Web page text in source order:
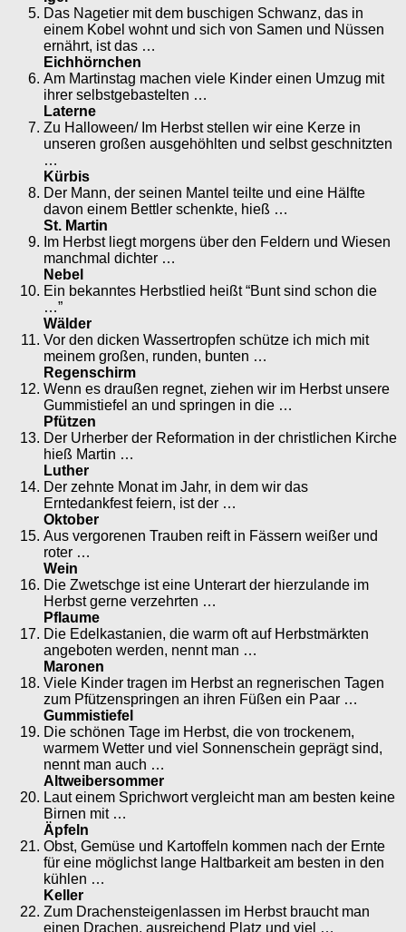
Das Nagetier mit dem buschigen Schwanz, das in
einem Kobel wohnt und sich von Samen und Nüssen
ernährt, ist das …
Eichhörnchen
Am Martinstag machen viele Kinder einen Umzug mit
ihrer selbstgebastelten …
Laterne
Zu Halloween/ Im Herbst stellen wir eine Kerze in
unseren großen ausgehöhlten und selbst geschnitzten
…
Kürbis
Der Mann, der seinen Mantel teilte und eine Hälfte
davon einem Bettler schenkte, hieß …
St. Martin
Im Herbst liegt morgens über den Feldern und Wiesen
manchmal dichter …
Nebel
Ein bekanntes Herbstlied heißt “Bunt sind schon die
…”
Wälder
Vor den dicken Wassertropfen schütze ich mich mit
meinem großen, runden, bunten …
Regenschirm
Wenn es draußen regnet, ziehen wir im Herbst unsere
Gummistiefel an und springen in die …
Pfützen
Der Urherber der Reformation in der christlichen Kirche
hieß Martin …
Luther
Der zehnte Monat im Jahr, in dem wir das
Erntedankfest feiern, ist der …
Oktober
Aus vergorenen Trauben reift in Fässern weißer und
roter …
Wein
Die Zwetschge ist eine Unterart der hierzulande im
Herbst gerne verzehrten …
Pflaume
Die Edelkastanien, die warm oft auf Herbstmärkten
angeboten werden, nennt man …
Maronen
Viele Kinder tragen im Herbst an regnerischen Tagen
zum Pfützenspringen an ihren Füßen ein Paar …
Gummistiefel
Die schönen Tage im Herbst, die von trockenem,
warmem Wetter und viel Sonnenschein geprägt sind,
nennt man auch …
Altweibersommer
Laut einem Sprichwort vergleicht man am besten keine
Birnen mit …
Äpfeln
Obst, Gemüse und Kartoffeln kommen nach der Ernte
für eine möglichst lange Haltbarkeit am besten in den
kühlen …
Keller
Zum Drachensteigenlassen im Herbst braucht man
einen Drachen, ausreichend Platz und viel …